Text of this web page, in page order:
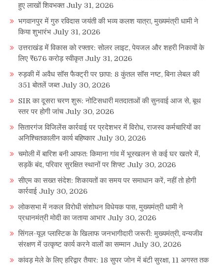
हुए लाखों शिवभक्त July 31, 2026
भगवानपुर में गुरु रविदास जयंती की भव्य कलश यात्रा, मुख्यमंत्री धामी ने
किया शुभारंभ July 31, 2026
उत्तराखंड में विकास को रफ्तार: सोलर लाइट, पेयजल और शहरी निकायों के
लिए ₹676 करोड़ स्वीकृत July 31, 2026
रुड़की में अवैध सॉस फैक्ट्री पर छापा: 8 कुंतल सॉस नष्ट, बिना लेबल की
351 बोतलें जब्त July 30, 2026
SIR का दूसरा चरण शुरू: नोटिसधारी मतदाताओं की सुनवाई आज से, बूथ
स्तर पर होगी जांच July 30, 2026
सितारगंज विजिलेंस कार्रवाई पर प्रदेशभर में विरोध, राजस्व कर्मचारियों का
अनिश्चितकालीन कार्य बहिष्कार July 30, 2026
चमोली में बारिश बनी आफत: किमाना गांव में भूस्खलन से कई घर खतरे में,
सड़कें बंद, परिवार सुरक्षित स्थानों पर शिफ्ट July 30, 2026
सीएम का सख्त संदेश: शिकायतों का समय पर समाधान करें, नहीं तो होगी
कार्रवाई July 30, 2026
लोकसभा में नकल विरोधी संशोधन विधेयक पास, मुख्यमंत्री धामी ने
प्रधानमंत्री मोदी का जताया आभार July 30, 2026
सिंगल-यूज़ प्लास्टिक के खिलाफ जनभागीदारी जरूरी: मुख्यमंत्री, वन्यजीव
संरक्षण में उत्कृष्ट कार्य करने वालों का सम्मान July 30, 2026
कांवड़ मेले के लिए हरिद्वार तैयार: 18 सुपर जोन में बंटी सुरक्षा, 11 अगस्त तक